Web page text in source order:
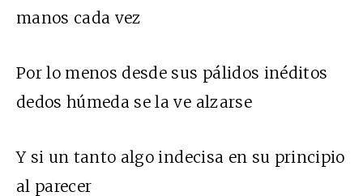
manos cada vez
Por lo menos desde sus pálidos inéditos
dedos húmeda se la ve alzarse
Y si un tanto algo indecisa en su principio
al parecer